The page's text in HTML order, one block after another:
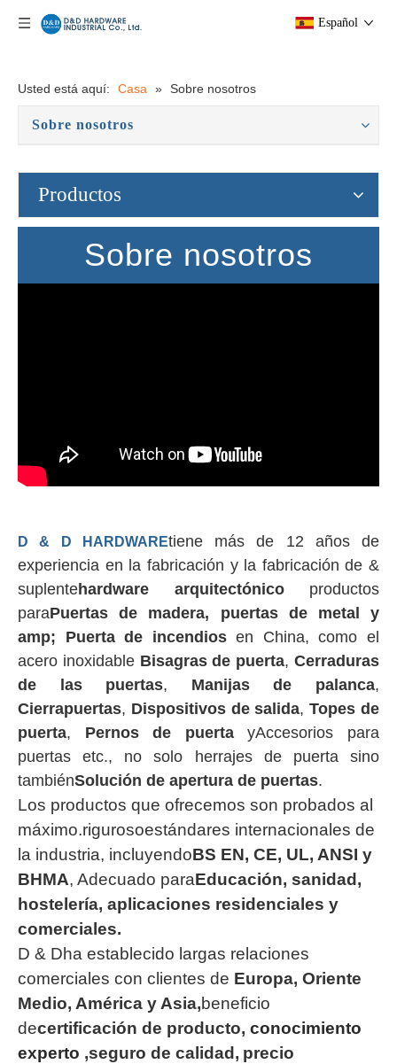
Español
Usted está aquí: Casa » Sobre nosotros
Sobre nosotros
Productos
Sobre nosotros
D & D HARDWAREtiene más de 12 años de
experiencia en la fabricación y la fabricación de &
suplentehardware arquitectónicoproductos
paraPuertas de madera, puertas de metal y
amp;
Puerta de incendiosen China, como el
acero inoxidable Bisagras de puerta, Cerraduras
de las puertas, Manijas de palanca,
Cierrapuertas, Dispositivos de salida,Topes de
puerta, Pernos de puerta yAccesorios para
puertas etc., no solo herrajes de puerta sino
tambiénSolución de apertura de puertas.
Los productos que ofrecemos son probados al
máximo.rigurosoestándares internacionales de
la industria, incluyendoBS EN, CE, UL, ANSI y
BHMA, Adecuado paraEducación, sanidad,
hostelería, aplicaciones residenciales y
comerciales.
D & Dha establecido largas relaciones
comerciales con clientes de Europa, Oriente
Medio, América y Asia,beneficio
decertificación de producto, conocimiento
experto ,seguro de calidad, precio